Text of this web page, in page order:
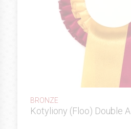
BRONZE
Kotyliony (Floo) Double A